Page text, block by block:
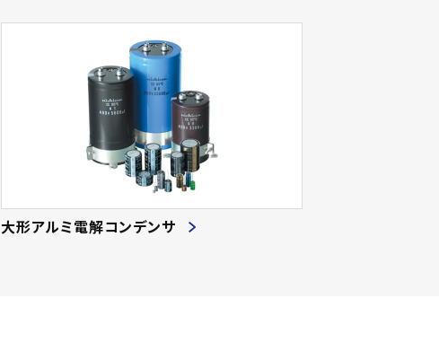
大形アルミ電解コンデンサ